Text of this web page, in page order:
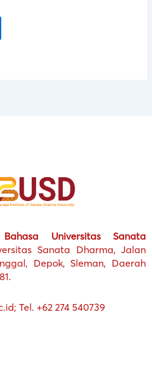
Universitas Sanata
Sanata Dharma, Jalan
Depok, Sleman, Daerah
Tel. +62 274 540739